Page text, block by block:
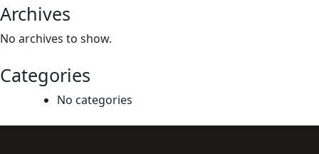
Archives
No archives to show.
Categories
No categories